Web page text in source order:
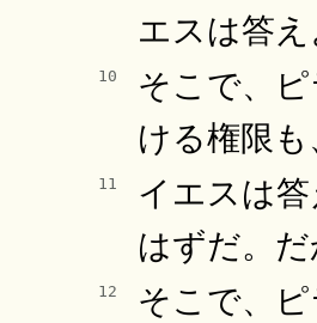
エスは答え
10
そこで、
ける権限
11
イエスは
はずだ。
12
そこで、